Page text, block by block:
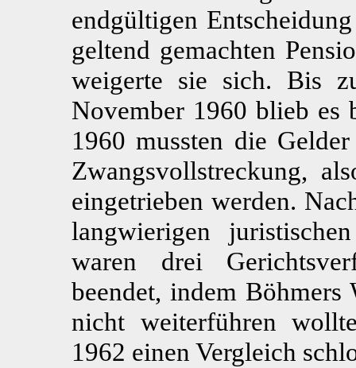
endgültigen
geltend gemachten
weigerte sie sich. Bis
November 1960 blieb es
1960 mussten die
Zwangsvollstreckung,
eingetrieben werden.
langwierigen
waren drei
beendet, indem Böhmers
nicht weiterführen
1962 einen Vergleich